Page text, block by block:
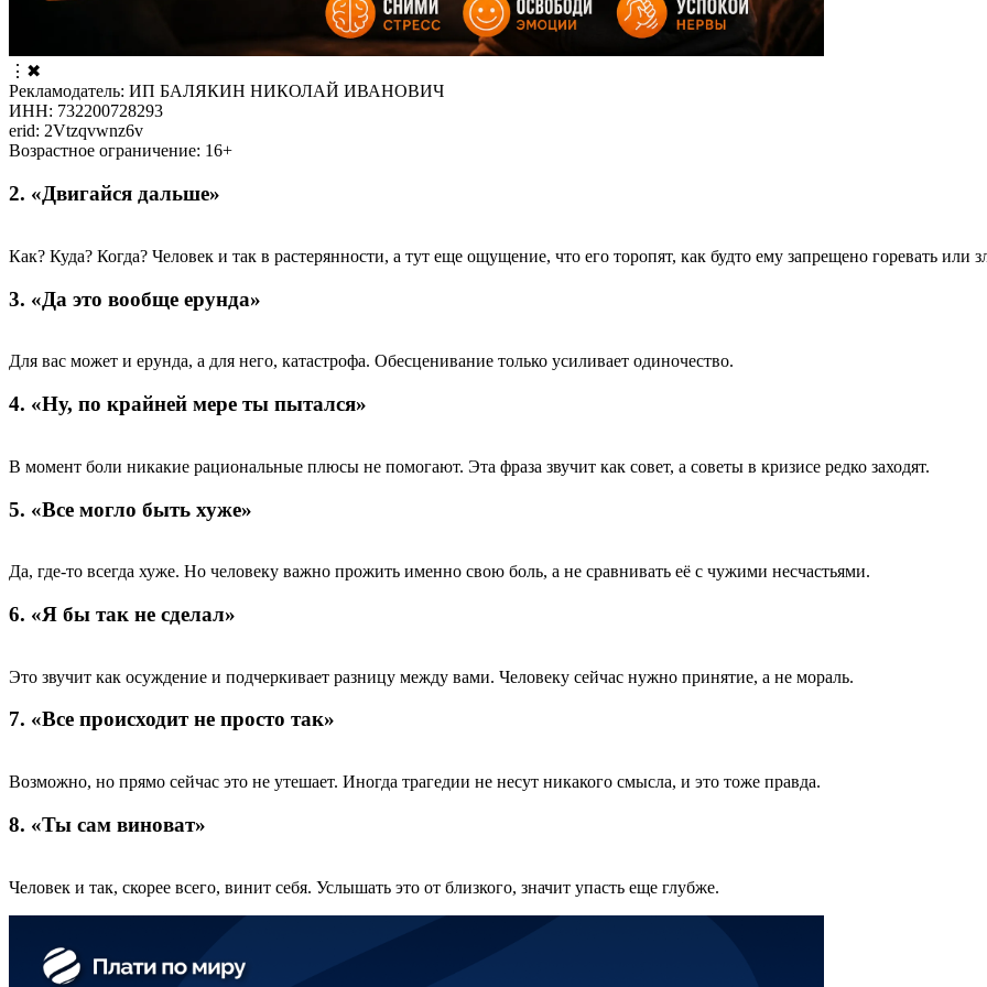
⋮ ✖
Рекламодатель: ИП БАЛЯКИН НИКОЛАЙ ИВАНОВИЧ
ИНН: 732200728293
erid: 2Vtzqvwnz6v
Возрастное ограничение: 16+
2. «Двигайся дальше»
Как? Куда? Когда? Человек и так в растерянности, а тут еще ощущение, что его торопят, как будто ему запрещено горевать или
3. «Да это вообще ерунда»
Для вас может и ерунда, а для него, катастрофа. Обесценивание только усиливает одиночество.
4. «Ну, по крайней мере ты пытался»
В момент боли никакие рациональные плюсы не помогают. Эта фраза звучит как совет, а советы в кризисе редко заходят.
5. «Все могло быть хуже»
Да, где-то всегда хуже. Но человеку важно прожить именно свою боль, а не сравнивать её с чужими несчастьями.
6. «Я бы так не сделал»
Это звучит как осуждение и подчеркивает разницу между вами. Человеку сейчас нужно принятие, а не мораль.
7. «Все происходит не просто так»
Возможно, но прямо сейчас это не утешает. Иногда трагедии не несут никакого смысла, и это тоже правда.
8. «Ты сам виноват»
Человек и так, скорее всего, винит себя. Услышать это от близкого, значит упасть еще глубже.